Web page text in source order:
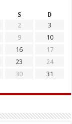
S
D
2
3
9
10
16
17
23
24
30
31